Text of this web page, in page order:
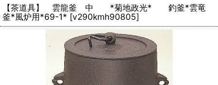
【茶道具】 雲龍釜 中 *菊地政光* 釣釜*雲竜
釜*風炉用*69-1* [v290kmh90805]